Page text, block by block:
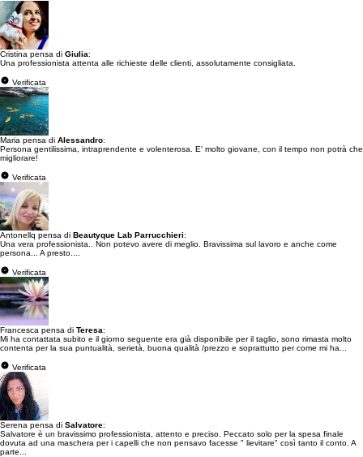
Cristina pensa di Giulia:
Una professionista attenta alle richieste delle clienti, assolutamente consigliata.
Verificata
Maria pensa di Alessandro:
Persona gentilissima, intraprendente e volenterosa. E' molto giovane, con il tempo non potrà che
migliorare!
Verificata
Antonellq pensa di Beautyque Lab Parrucchieri:
Una vera professionista.. Non potevo avere di meglio. Bravissima sul lavoro e anche come
persona... A presto....
Verificata
Francesca pensa di Teresa:
Mi ha contattata subito e il giorno seguente era già disponibile per il taglio, sono rimasta molto
contenta per la sua puntualità, serietà, buona qualità /prezzo e soprattutto per come mi ha...
Verificata
Serena pensa di Salvatore:
Salvatore è un bravissimo professionista, attento e preciso. Peccato solo per la spesa finale
dovuta ad una maschera per i capelli che non pensavo facesse " lievitare" così tanto il conto. A
parte...